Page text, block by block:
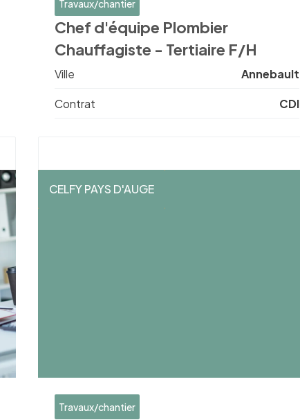
Travaux/chantier
Chef d'équipe Plombier
Chauffagiste - Tertiaire F/H
Ville Annebault
Contrat CDI
CELFY PAYS D'AUGE
Travaux/chantier